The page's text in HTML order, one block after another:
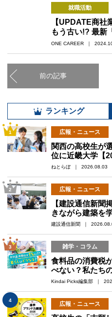
就職活動
【UPDATE商社
もう古い!? 最新
ONE CAREER ｜
前の記事
ランキング
1 広報・ニュース
関西の高校生が
位に近畿大学【
ねとらぼ ｜ 2026.08.03
2 広報・ニュース
【建設通信新聞
きながら建築を
建設通信新聞 ｜
3 雑学・コラム
食料品の消費税
べない？私たち
Kindai Picks編集部 ｜
4
広報・ニュース